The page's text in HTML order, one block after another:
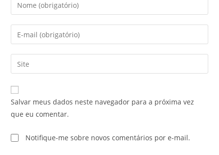
Salvar meus dados neste navegador para a próxima vez
que eu comentar.
Notifique-me sobre novos comentários por e-mail.